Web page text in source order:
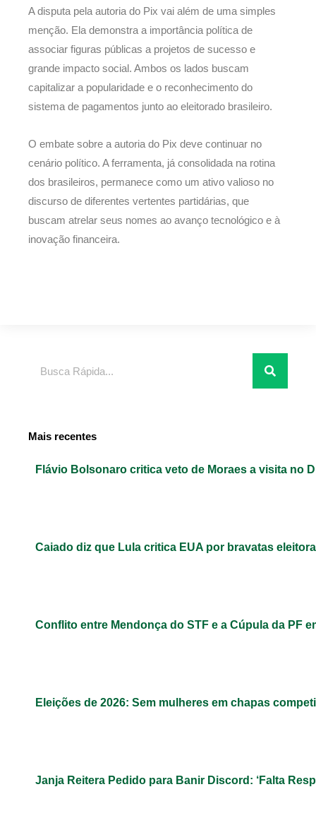
A disputa pela autoria do Pix vai além de uma simples
menção. Ela demonstra a importância política de
associar figuras públicas a projetos de sucesso e
grande impacto social. Ambos os lados buscam
capitalizar a popularidade e o reconhecimento do
sistema de pagamentos junto ao eleitorado brasileiro.
O embate sobre a autoria do Pix deve continuar no
cenário político. A ferramenta, já consolidada na rotina
dos brasileiros, permanece como um ativo valioso no
discurso de diferentes vertentes partidárias, que
buscam atrelar seus nomes ao avanço tecnológico e à
inovação financeira.
Mais recentes
Flávio Bolsonaro critica veto de Moraes a visita no
Caiado diz que Lula critica EUA por bravatas
Conflito entre Mendonça do STF e a Cúpula da PF
Eleições de 2026: Sem mulheres em chapas
Janja Reitera Pedido para Banir Discord: ‘Falta